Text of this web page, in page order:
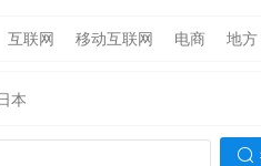
互联网 移动互联网 电商 地方
本